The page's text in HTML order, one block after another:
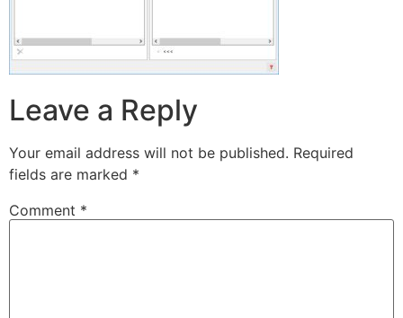
Leave a Reply
Your email address will not be published. Required
fields are marked *
Comment *